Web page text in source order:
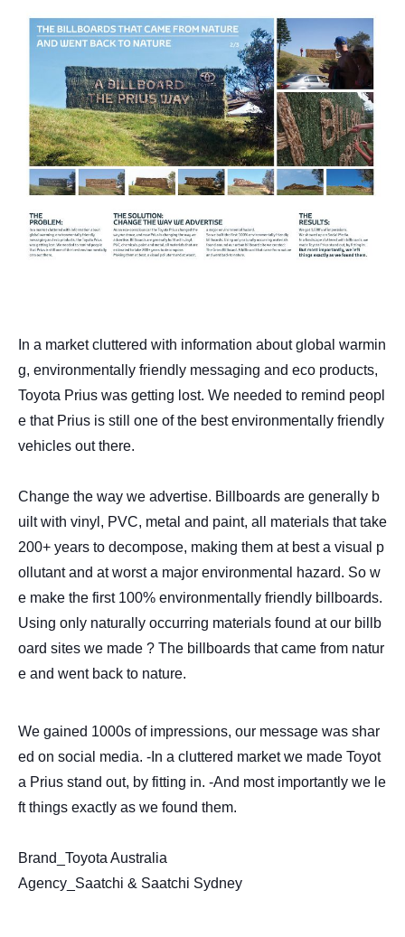
In a market cluttered with information about global warmin
g, environmentally friendly messaging and eco products,
Toyota Prius was getting lost. We needed to remind peopl
e that Prius is still one of the best environmental ly friendly
vehicles out there.
Change the way we advertise. Billboards are generally b
uilt with vinyl, PVC, metal and paint, all materials that take
200+ years to decompose, making them at best a visual p
ollutant and at worst a major environmental hazard. So w
e make the first 100% environmentally friendly billboards.
Using only naturally occurring materials found at our billb
oard sites we made ? The billboards that came from natur
e and went back to nature.
We gained 1000s of impressions, our message was shar
ed on social media. -In a cluttered market we made Toyot
a Prius stand out, by fitting in. -And most importantly we le
ft things exactly as we found them.
Brand_Toyota Australia
Agency_Saatchi & Saatchi Sydney